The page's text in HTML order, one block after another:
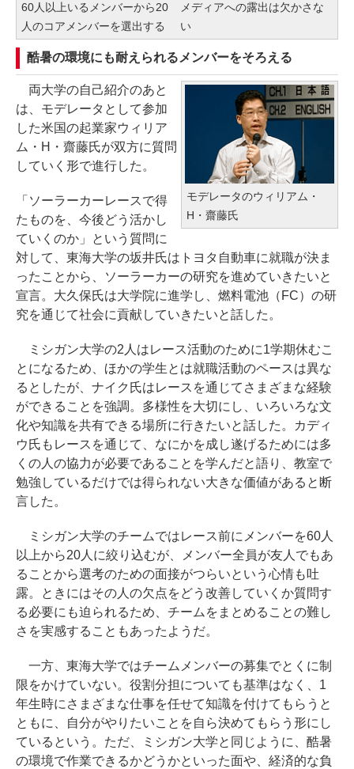
60人以上いるメンバーから20
人のコアメンバーを選出する
メディアへの露出は欠かさな
い
酷暑の環境にも耐えられるメンバーをそろえる
モデレータのウィリアム・
H・齋藤氏
両大学の自己紹介のあと
は、モデレータとして参加
した米国の起業家ウィリア
ム・H・齋藤氏が双方に質問
していく形で進行した。
「ソーラーカーレースで得
たものを、今後どう活かし
ていくのか」という質問に
対して、東海大学の坂井氏はトヨタ自動車に就職が決ま
ったことから、ソーラーカーの研究を進めていきたいと
宣言。大久保氏は大学院に進学し、燃料電池（FC）の研
究を通じて社会に貢献していきたいと話した。
ミシガン大学の2人はレース活動のために1学期休むこ
とになるため、ほかの学生とは就職活動のペースは異な
るとしたが、ナイク氏はレースを通じてさまざまな経験
ができることを強調。多様性を大切にし、いろいろな文
化や知識を共有できる場所に行きたいと話した。カディ
ウ氏もレースを通じて、なにかを成し遂げるためには多
くの人の協力が必要であることを学んだと語り、教室で
勉強しているだけでは得られない大きな価値があると断
言した。
ミシガン大学のチームではレース前にメンバーを60人
以上から20人に絞り込むが、メンバー全員が友人でもあ
ることから選考のための面接がつらいという心情も吐
露。ときにはその人の欠点をどう改善していくか質問す
る必要にも迫られるため、チームをまとめることの難し
さを実感することもあったようだ。
一方、東海大学ではチームメンバーの募集でとくに制
限をかけていない。役割分担についても基準はなく、1
年生時にさまざまな仕事を任せて知識を付けてもらうと
ともに、自分がやりたいことを自ら決めてもらう形にし
ているという。ただ、ミシガン大学と同じように、酷暑
の環境で作業できるかどうかといった面や、経済的な負